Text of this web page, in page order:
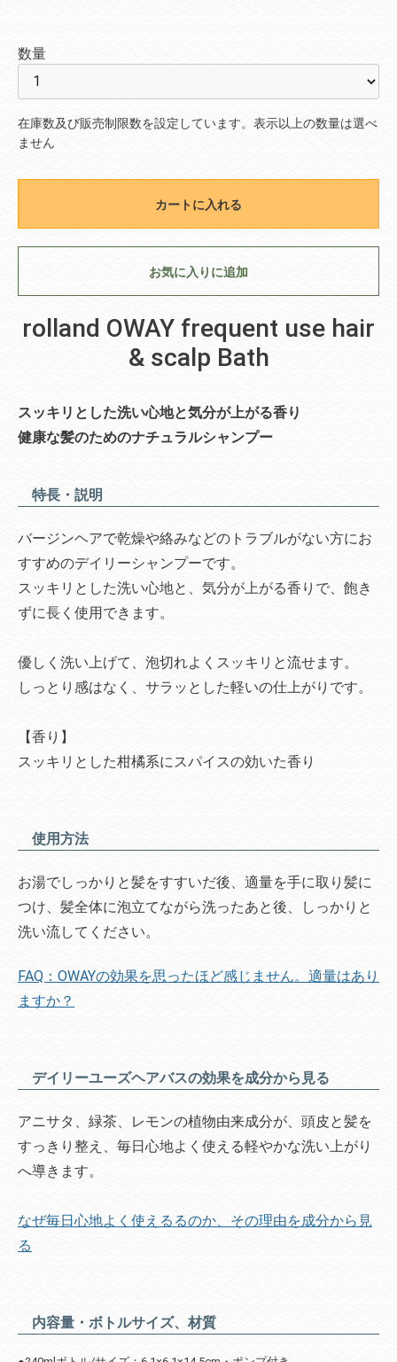
数量
在庫数及び販売制限数を設定しています。表示以上の数量は選べ
ません
カートに入れる
お気に入りに追加
rolland OWAY frequent use hair
& scalp Bath
スッキリとした洗い心地と気分が上がる香り
健康な髪のためのナチュラルシャンプー
特長・説明
バージンヘアで乾燥や絡みなどのトラブルがない方にお
すすめのデイリーシャンプーです。
スッキリとした洗い心地と、気分が上がる香りで、飽き
ずに長く使用できます。
優しく洗い上げて、泡切れよくスッキリと流せます。
しっとり感はなく、サラッとした軽いの仕上がりです。
【香り】
スッキリとした柑橘系にスパイスの効いた香り
使用方法
お湯でしっかりと髪をすすいだ後、適量を手に取り髪に
つけ、髪全体に泡立てながら洗ったあと後、しっかりと
洗い流してください。
FAQ：OWAYの効果を思ったほど感じません。適量はあり
ますか？
デイリーユーズヘアバスの効果を成分から見る
アニサタ、緑茶、レモンの植物由来成分が、頭皮と髪を
すっきり整え、毎日心地よく使える軽やかな洗い上がり
へ導きます。
なぜ毎日心地よく使えるるのか、その理由を成分から見
る
内容量・ボトルサイズ、材質